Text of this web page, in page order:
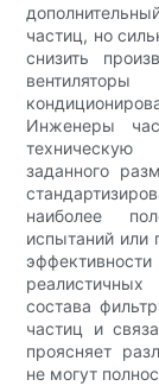
частиц, но
снизить
Инженеры
заданного
наиболее
испытаний или
эффективности
состава
частиц и
проясняет
не могут